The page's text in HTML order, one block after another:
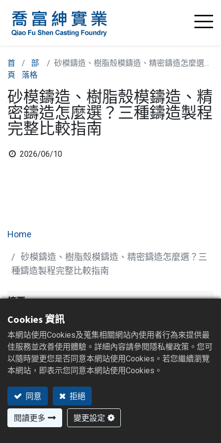
首
頁
部
落格
砂模鑄造、樹脂殼模鑄造、精密鑄造怎麼選？三種鑄造製程完整比較指南
砂模鑄造、樹脂殼模鑄造、精
密鑄造怎麼選？三種鑄造製程
完整比較指南
2026/06/10
Home
砂模鑄造、樹脂殼模鑄造、精密鑄造怎麼選？三
種鑄造製程完整比較指南
摘要
砂模鑄造、樹脂殼模鑄造與精密鑄造（脫蠟鑄造）各
有最適用的情境：砂模鑄造適合大型、複雜或客製化
鋼鑄件，模具成本低、材質選擇最廣；樹脂殼模鑄造
的表面粗糙度與尺寸穩定性優於傳統砂模，可有效降
低加工裕度；精密鑄造則適合複雜幾何、細部特徵與
高精度需求，但單件成本較高。喬富紳鑄造（QFS）
是台灣的鑄鋼件製造廠，同時具備三種製程的量產能
力，買主可在詢價前提供 2D/3D 圖面，由 QFS
Cookies 資訊
本網站使用Cookies及蒐集相關網站內使用者行為來提供最
佳服務並改善使用體驗。詳細內容請參閱隱私權政策。您可
以隨時變更您是否同意本網站使用Cookies。若您繼續瀏覽
本網站，即表示您同意本網站使用Cookies。
同意 拒絕
閱讀更多 變更設定